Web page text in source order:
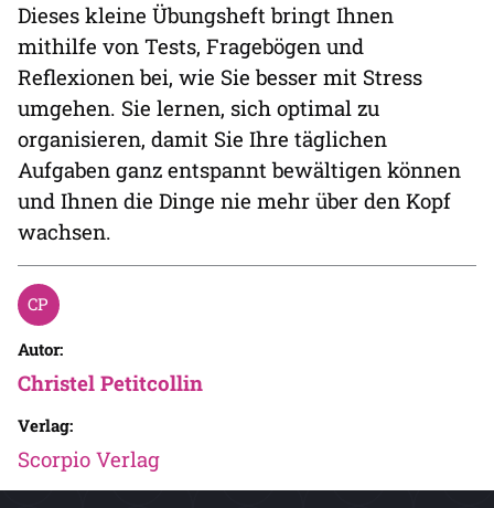
Dieses kleine Übungsheft bringt Ihnen
mithilfe von Tests, Fragebögen und
Reflexionen bei, wie Sie besser mit Stress
umgehen. Sie lernen, sich optimal zu
organisieren, damit Sie Ihre täglichen
Aufgaben ganz entspannt bewältigen können
und Ihnen die Dinge nie mehr über den Kopf
wachsen.
Autor:
Christel Petitcollin
Verlag:
Scorpio Verlag